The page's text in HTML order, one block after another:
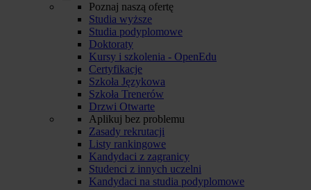
Poznaj naszą ofertę
Studia wyższe
Studia podyplomowe
Doktoraty
Kursy i szkolenia - OpenEdu
Certyfikacje
Szkoła Językowa
Szkoła Trenerów
Drzwi Otwarte
Aplikuj bez problemu
Zasady rekrutacji
Listy rankingowe
Kandydaci z zagranicy
Studenci z innych uczelni
Kandydaci na studia podyplomowe